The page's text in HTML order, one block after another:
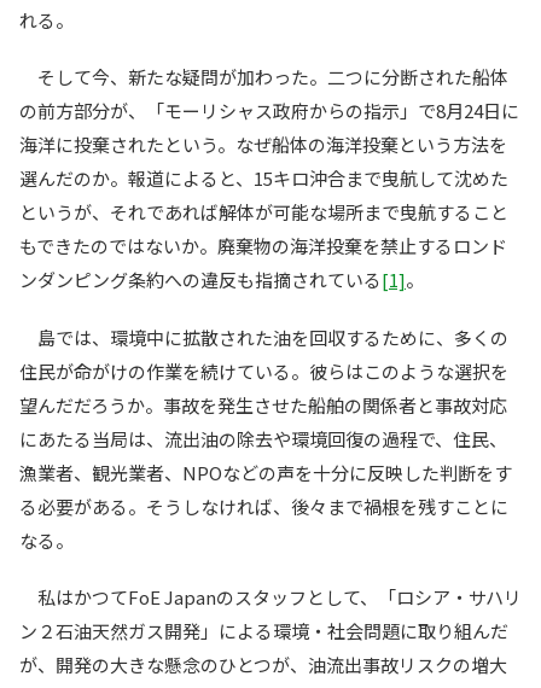
れる。
そして今、新たな疑問が加わった。二つに分断された船体
の前方部分が、「モーリシャス政府からの指示」で8月24日に
海洋に投棄されたという。なぜ船体の海洋投棄という方法を
選んだのか。報道によると、15キロ沖合まで曳航して沈めた
というが、それであれば解体が可能な場所まで曳航すること
もできたのではないか。廃棄物の海洋投棄を禁止するロンド
ンダンピング条約への違反も指摘されている[1]。
島では、環境中に拡散された油を回収するために、多くの
住民が命がけの作業を続けている。彼らはこのような選択を
望んだだろうか。事故を発生させた船舶の関係者と事故対応
にあたる当局は、流出油の除去や環境回復の過程で、住民、
漁業者、観光業者、NPOなどの声を十分に反映した判断をす
る必要がある。そうしなければ、後々まで禍根を残すことに
なる。
私はかつてFoE Japanのスタッフとして、「ロシア・サハリ
ン２石油天然ガス開発」による環境・社会問題に取り組んだ
が、開発の大きな懸念のひとつが、油流出事故リスクの増大